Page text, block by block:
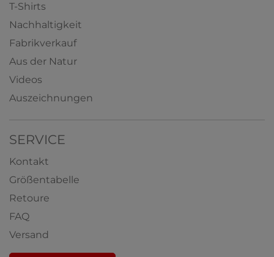
T-Shirts
Nachhaltigkeit
Fabrikverkauf
Aus der Natur
Videos
Auszeichnungen
SERVICE
Kontakt
Größentabelle
Retoure
FAQ
Versand